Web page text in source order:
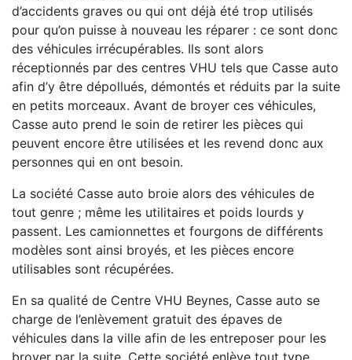
d’accidents graves ou qui ont déjà été trop utilisés
pour qu’on puisse à nouveau les réparer : ce sont donc
des véhicules irrécupérables. Ils sont alors
réceptionnés par des centres VHU tels que Casse auto
afin d’y être dépollués, démontés et réduits par la suite
en petits morceaux. Avant de broyer ces véhicules,
Casse auto prend le soin de retirer les pièces qui
peuvent encore être utilisées et les revend donc aux
personnes qui en ont besoin.
La société Casse auto broie alors des véhicules de
tout genre ; même les utilitaires et poids lourds y
passent. Les camionnettes et fourgons de différents
modèles sont ainsi broyés, et les pièces encore
utilisables sont récupérées.
En sa qualité de Centre VHU Beynes, Casse auto se
charge de l’enlèvement gratuit des épaves de
véhicules dans la ville afin de les entreposer pour les